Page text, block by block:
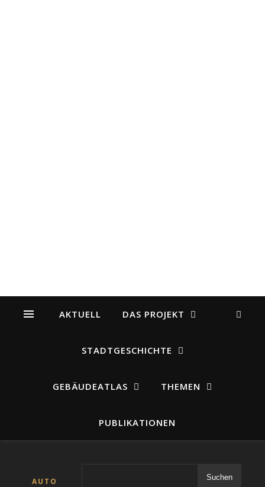
AKTUELL DAS PROJEKT
STADTGESCHICHTE
GEBÄUDEATLAS THEMEN
PUBLIKATIONEN
AUTO
Suchen